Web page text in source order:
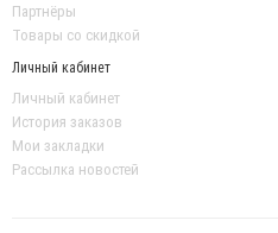
Партнёры
Товары со скидкой
Личный кабинет
Личный кабинет
История заказов
Мои закладки
Рассылка новостей